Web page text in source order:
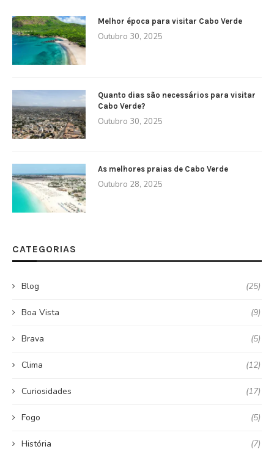
Melhor época para visitar Cabo Verde
Outubro 30, 2025
Quanto dias são necessários para visitar
Cabo Verde?
Outubro 30, 2025
As melhores praias de Cabo Verde
Outubro 28, 2025
CATEGORIAS
Blog (25)
Boa Vista (9)
Brava (5)
Clima (12)
Curiosidades (17)
Fogo (5)
História (7)